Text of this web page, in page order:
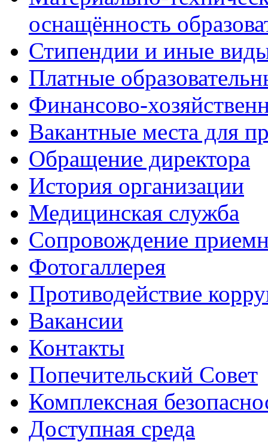
оснащённость
Стипендии и иные
Платные
Финансово-
Вакантные места для
Обращение директора
История организации
Медицинская служба
Сопровождение
Фотогаллерея
Противодействие
Вакансии
Контакты
Попечительский Совет
Комплексная
Доступная среда